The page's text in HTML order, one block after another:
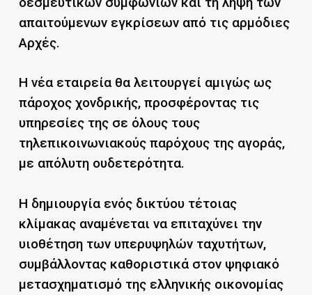
απαιτούμενων εγκρίσεων από τις αρμόδιες
Αρχές.
Η νέα εταιρεία θα λειτουργεί αμιγώς ως
πάροχος χονδρικής, προσφέροντας τις
υπηρεσίες της σε όλους τους
τηλεπικοινωνιακούς παρόχους της αγοράς,
με απόλυτη ουδετερότητα.
Η δημιουργία ενός δικτύου τέτοιας
κλίμακας αναμένεται να επιταχύνει την
υιοθέτηση των υπερυψηλών ταχυτήτων,
συμβάλλοντας καθοριστικά στον ψηφιακό
μετασχηματισμό της ελληνικής οικονομίας